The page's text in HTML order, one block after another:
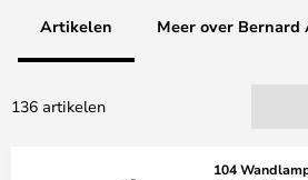
Artikelen Meer over Bernard
136 artikelen
104